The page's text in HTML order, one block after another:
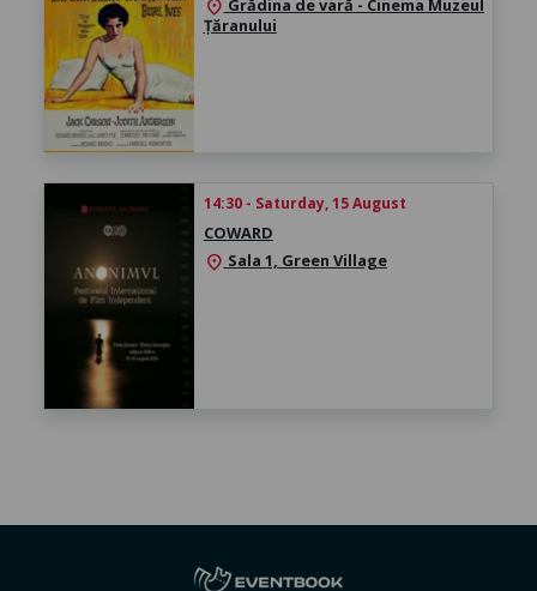
location_on
Țăranului
14:30 - Saturday, 15 August
COWARD
location_on Sala 1, Green Village